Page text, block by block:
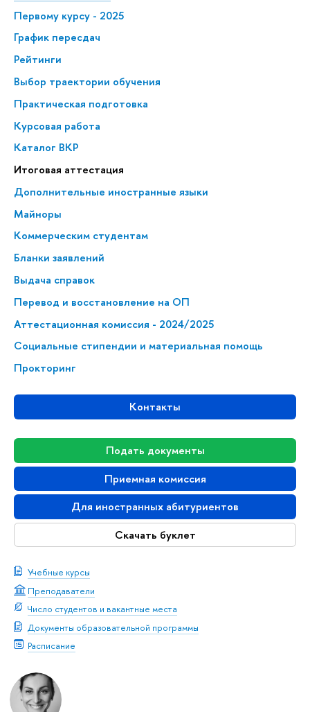
Первому курсу - 2025
График пересдач
Рейтинги
Выбор траектории обучения
Практическая подготовка
Курсовая работа
Каталог ВКР
Итоговая аттестация
Дополнительные иностранные языки
Майноры
Коммерческим студентам
Бланки заявлений
Выдача справок
Перевод и восстановление на ОП
Аттестационная комиссия - 2024/2025
Социальные стипендии и материальная помощь
Прокторинг
Контакты
Подать документы
Приемная комиссия
Для иностранных абитуриентов
Скачать буклет
Учебные курсы
Преподаватели
Число студентов и вакантные места
Документы образовательной программы
Расписание